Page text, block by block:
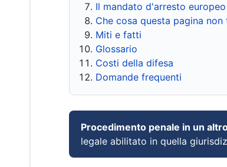
Il mandato d'arresto europeo
Che cosa questa pagina
Miti e fatti
Glossario
Costi della difesa
Domande frequenti
Procedimento penale in un
legale abilitato in quella